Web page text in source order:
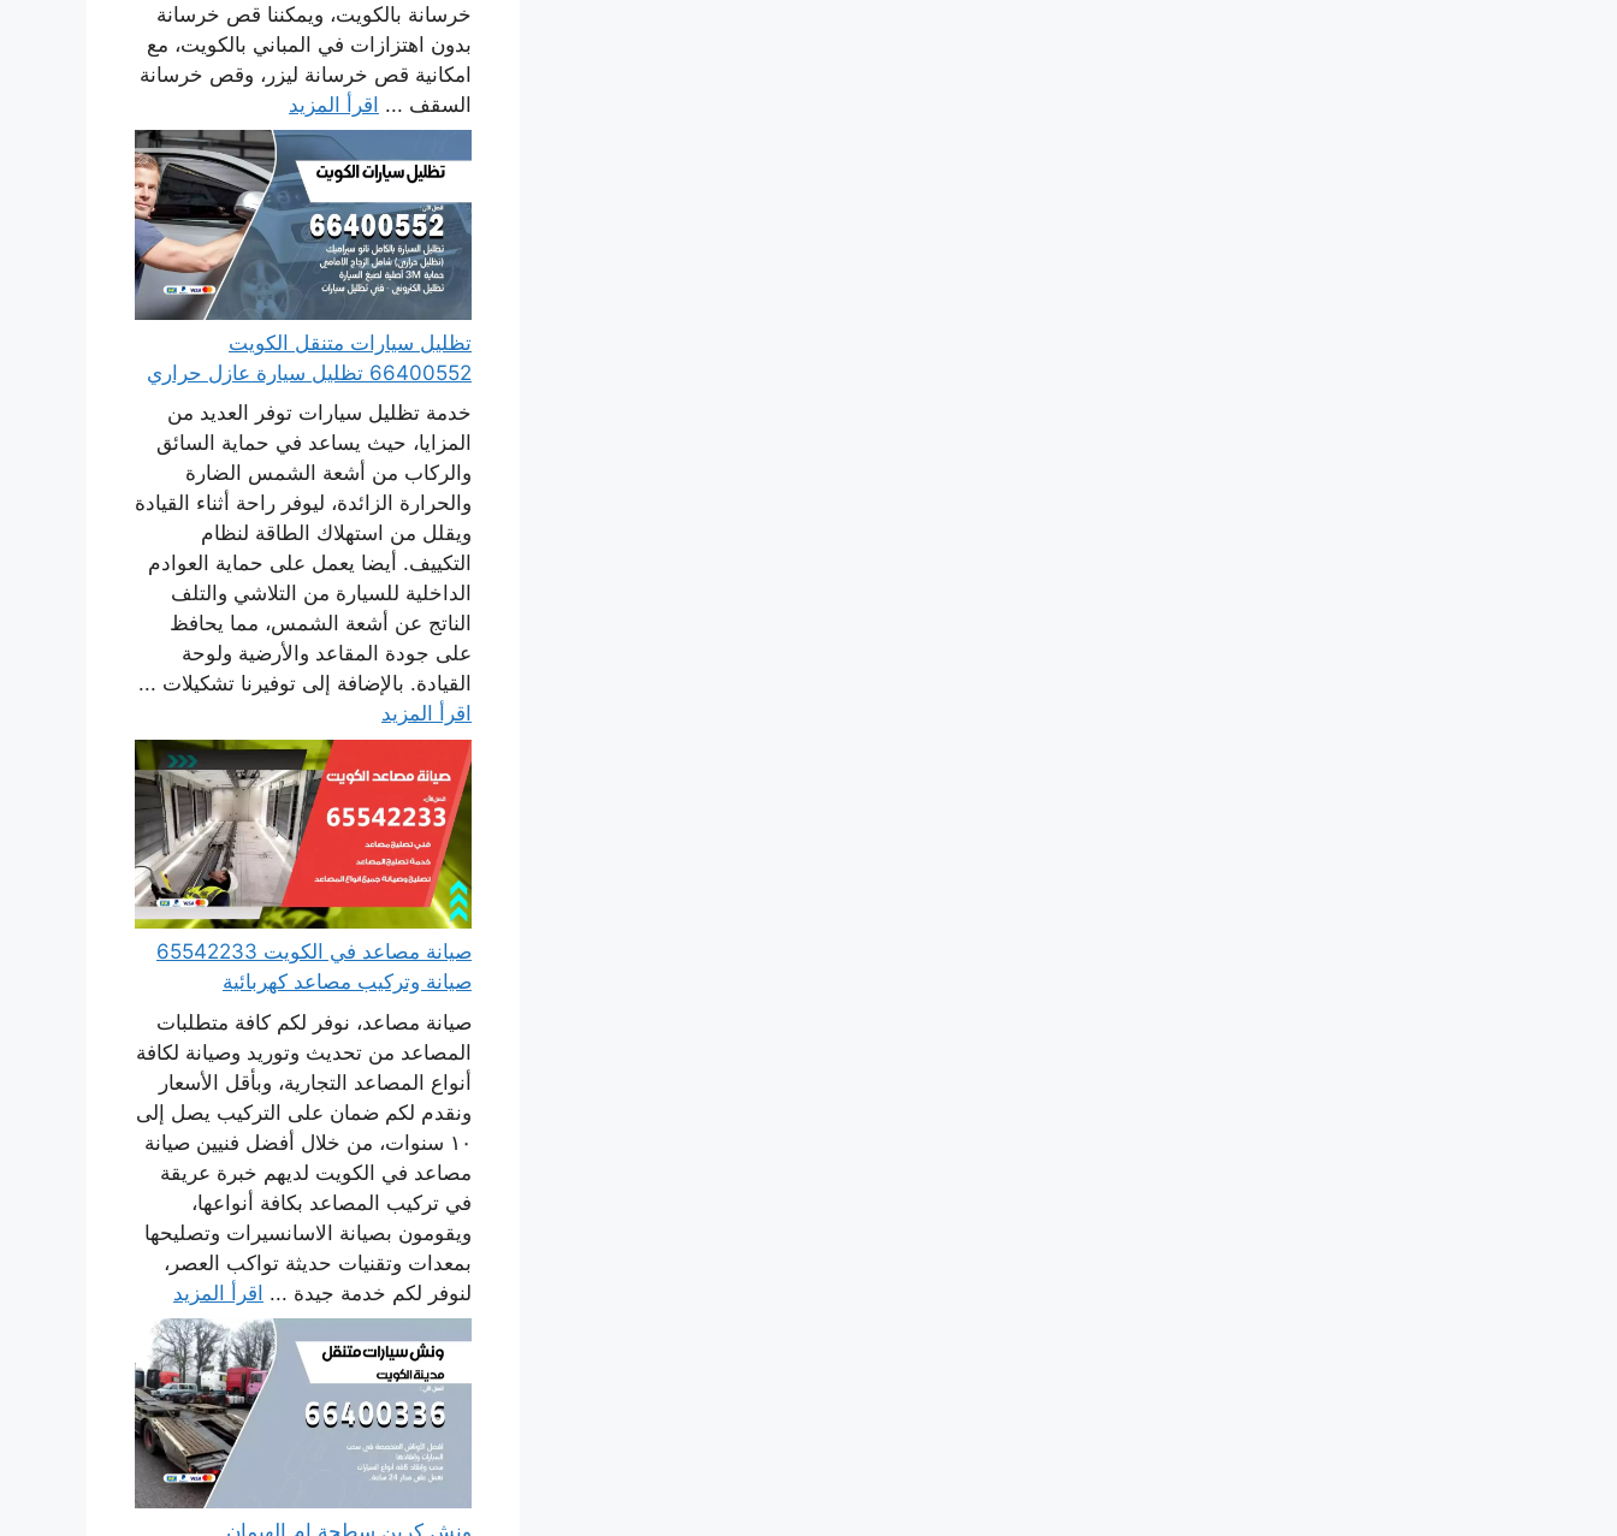
خرسانة بالكويت، ويمكننا قص خرسانة
بدون اهتزازات في المباني بالكويت، مع
امكانية قص خرسانة ليزر، وقص خرسانة
السقف ... اقرأ المزيد
تظليل سيارات متنقل الكويت
66400552 تظليل سيارة عازل حراري
خدمة تظليل سيارات توفر العديد من
المزايا، حيث يساعد في حماية السائق
والركاب من أشعة الشمس الضارة
والحرارة الزائدة، ليوفر راحة أثناء القيادة
ويقلل من استهلاك الطاقة لنظام
التكييف. أيضا يعمل على حماية العوادم
الداخلية للسيارة من التلاشي والتلف
الناتج عن أشعة الشمس، مما يحافظ
على جودة المقاعد والأرضية ولوحة
القيادة. بالإضافة إلى توفيرنا تشكيلات ...
اقرأ المزيد
صيانة مصاعد في الكويت 65542233
صيانة وتركيب مصاعد كهربائية
صيانة مصاعد، نوفر لكم كافة متطلبات
المصاعد من تحديث وتوريد وصيانة لكافة
أنواع المصاعد التجارية، وبأقل الأسعار
ونقدم لكم ضمان على التركيب يصل إلى
١٠ سنوات، من خلال أفضل فنيين صيانة
مصاعد في الكويت لديهم خبرة عريقة
في تركيب المصاعد بكافة أنواعها،
ويقومون بصيانة الاسانسيرات وتصليحها
بمعدات وتقنيات حديثة تواكب العصر،
لنوفر لكم خدمة جيدة ... اقرأ المزيد
ونش كرين سطحة ام الهيمان